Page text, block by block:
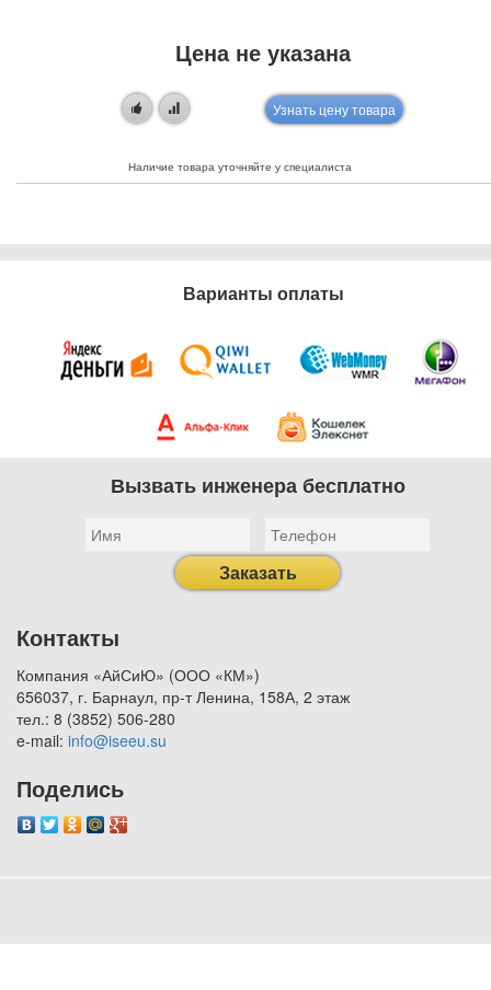
Цена не указана
Узнать цену товара
Наличие товара уточняйте у специалиста
Варианты оплаты
Вызвать инженера бесплатно
Заказать
Контакты
Компания «АйСиЮ» (ООО «КМ»)
656037, г. Барнаул, пр-т Ленина, 158А, 2 этаж
тел.: 8 (3852) 506-280
e-mail: info@iseeu.su
Поделись